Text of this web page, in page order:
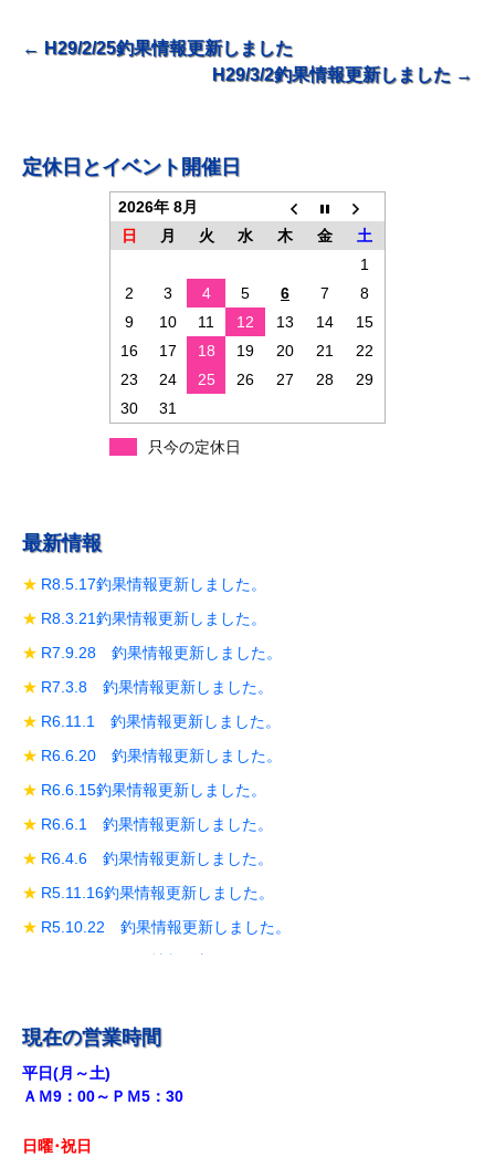
ビ
← H29/2/25釣果情報更新しました
H29/3/2釣果情報更新しました →
定休日とイベント開催日
2026年 8月
日
月 火 水 木 金
土
1
2
3 4 5 6 7
8
9
10 11 12 13 14
15
16
17 18 19 20 21
22
23
24 25 26 27 28
29
30
31
只今の定休日
最新情報
R8.5.17釣果情報更新しました。
R8.3.21釣果情報更新しました。
R7.9.28 釣果情報更新しました。
R7.3.8 釣果情報更新しました。
R6.11.1 釣果情報更新しました。
R6.6.20 釣果情報更新しました。
R6.6.15釣果情報更新しました。
R6.6.1 釣果情報更新しました。
R6.4.6 釣果情報更新しました。
R5.11.16釣果情報更新しました。
R5.10.22 釣果情報更新しました。
R5.9.28 釣果情報更新しました。
R5.9.18釣果情報更新しました。
R5.8.12 釣果情報更新しました。
R5.7.29 釣果情報更新しました。
現在の営業時間
平日(月～土)
ＡＭ9：00～ＰＭ5：30
日曜･祝日